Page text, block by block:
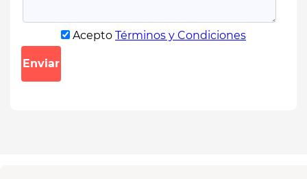
Acepto Términos y Condiciones
Enviar